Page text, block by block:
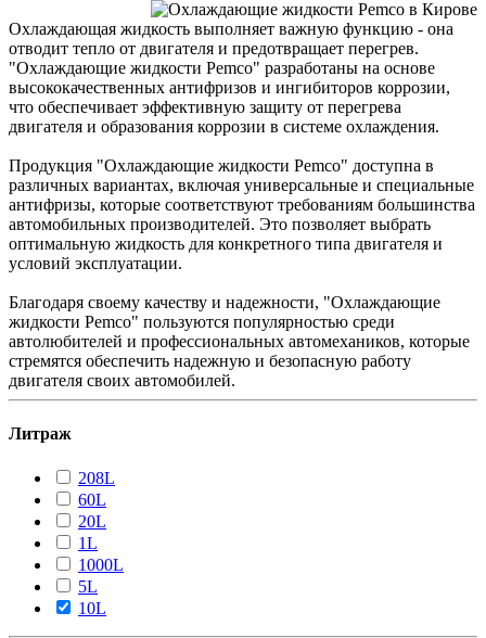
Охлаждающая жидкость выполняет важную функцию - она
отводит тепло от двигателя и предотвращает перегрев.
"Охлаждающие жидкости Pemco" разработаны на основе
высококачественных антифризов и ингибиторов коррозии,
что обеспечивает эффективную защиту от перегрева
двигателя и образования коррозии в системе охлаждения.
Продукция "Охлаждающие жидкости Pemco" доступна в
различных вариантах, включая универсальные и специальные
антифризы, которые соответствуют требованиям большинства
автомобильных производителей. Это позволяет выбрать
оптимальную жидкость для конкретного типа двигателя и
условий эксплуатации.
Благодаря своему качеству и надежности, "Охлаждающие
жидкости Pemco" пользуются популярностью среди
автолюбителей и профессиональных автомехаников, которые
стремятся обеспечить надежную и безопасную работу
двигателя своих автомобилей.
Литраж
208L
60L
20L
1L
1000L
5L
10L